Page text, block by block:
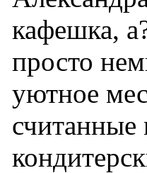
кафешка,
просто
уютное